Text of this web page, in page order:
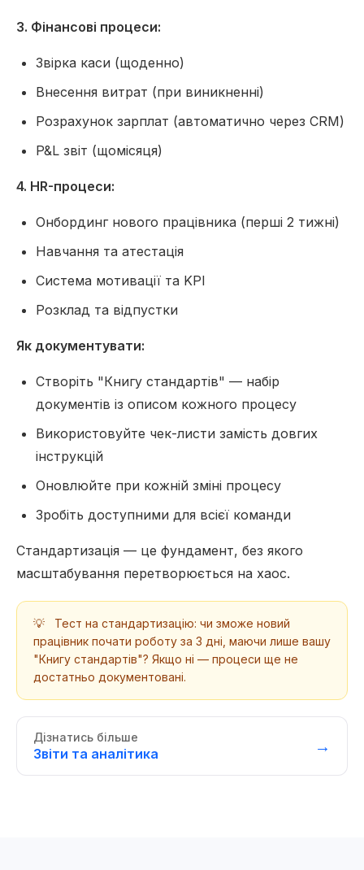
3. Фінансові процеси:
Звірка каси (щоденно)
Внесення витрат (при виникненні)
Розрахунок зарплат (автоматично через CRM)
P&L звіт (щомісяця)
4. HR-процеси:
Онбординг нового працівника (перші 2 тижні)
Навчання та атестація
Система мотивації та KPI
Розклад та відпустки
Як документувати:
Створіть "Книгу стандартів" — набір
документів із описом кожного процесу
Використовуйте чек-листи замість довгих
інструкцій
Оновлюйте при кожній зміні процесу
Зробіть доступними для всієї команди
Стандартизація — це фундамент, без якого
масштабування перетворюється на хаос.
💡
Тест на стандартизацію: чи зможе новий
працівник почати роботу за 3 дні, маючи лише вашу
"Книгу стандартів"? Якщо ні — процеси ще не
достатньо документовані.
Дізнатись більше
Звіти та аналітика →